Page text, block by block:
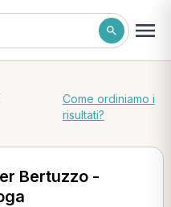
Come ordiniamo i
risultati?
Bertuzzo -